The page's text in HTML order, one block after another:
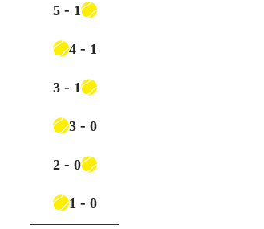
5 - 1
4 - 1
3 - 1
3 - 0
2 - 0
1 - 0